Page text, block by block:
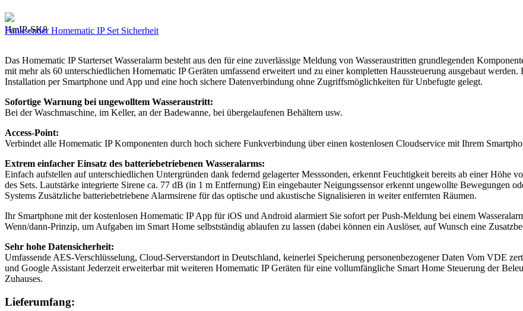
HmIP-SK8
FunksenderHomematic IP Set Sicherheit
Das Homematic IP Starterset Wasseralarm besteht aus den für eine zuverlässige Meldung von Wasseraustritten grundlegenden
mit mehr als 60 unterschiedlichen Homematic IP Geräten umfassend erweitert und zu einer kompletten Haussteuerung ausgebaut
Installation per Smartphone und App und eine hoch sichere Datenverbindung ohne Zugriffsmöglichkeiten für Unbefugte gelegt.
Sofortige Warnung bei ungewolltem Wasseraustritt:
Bei der Waschmaschine, im Keller, an der Badewanne, bei übergelaufenen Behältern usw.
Access-Point:
Verbindet alle Homematic IP Komponenten durch hoch sichere Funkverbindung über einen kostenlosen Cloudservice mit Ihrem
Extrem einfacher Einsatz des batteriebetriebenen Wasseralarms:
Einfach aufstellen auf unterschiedlichen Untergründen dank federnd gelagerter Messsonden, erkennt Feuchtigkeit bereits ab einer Höhe
des Sets. Lautstärke integrierte Sirene ca. 77 dB (in 1 m Entfernung) Ein eingebauter Neigungssensor erkennt ungewollte Bewegungen
Systems Zusätzliche batteriebetriebene Alarmsirene für das optische und akustische Signalisieren in weiter entfernten Räumen.
Ihr Smartphone mit der kostenlosen Homematic IP App für iOS und Android alarmiert Sie sofort per Push-Meldung bei einem
Wenn/dann-Prinzip, um Aufgaben im Smart Home selbstständig ablaufen zu lassen (dabei können ein Auslöser, auf Wunsch eine
Sehr hohe Datensicherheit:
Umfassende AES-Verschlüsselung, Cloud-Serverstandort in Deutschland, keinerlei Speicherung personenbezogener Daten Vom VDE
und Google Assistant Jederzeit erweiterbar mit weiteren Homematic IP Geräten für eine vollumfängliche Smart Home Steuerung der
Zuhauses.
Lieferumfang: